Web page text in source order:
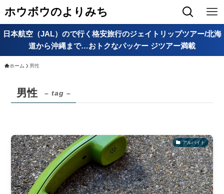
ホウボウのよりみち
日本航空（JAL）ので行く格安旅行のジェイトリップツアー/北海
道から沖縄まで…おトクなパッケー ジツアー満載
ホーム 男性
男性 – tag –
アルバイト